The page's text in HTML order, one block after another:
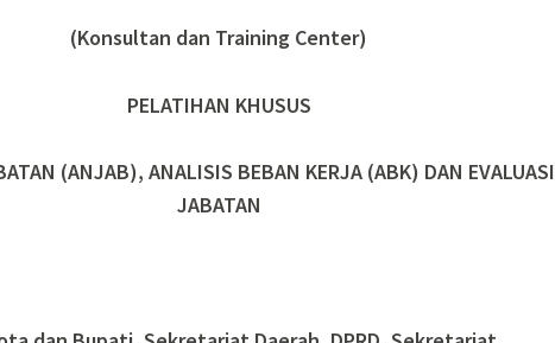
(Konsultan dan Training Center)
PELATIHAN KHUSUS
(ANJAB), ANALISIS BEBAN KERJA (ABK) DAN EVALUASI
JABATAN